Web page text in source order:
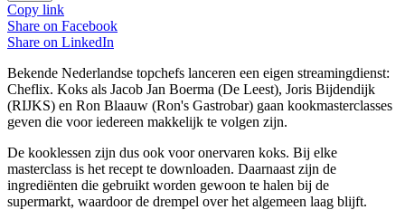
Copy link
Share on Facebook
Share on LinkedIn
Bekende Nederlandse topchefs lanceren een eigen streamingdienst:
Cheflix. Koks als Jacob Jan Boerma (De Leest), Joris Bijdendijk
(RIJKS) en Ron Blaauw (Ron's Gastrobar) gaan kookmasterclasses
geven die voor iedereen makkelijk te volgen zijn.
De kooklessen zijn dus ook voor onervaren koks. Bij elke
masterclass is het recept te downloaden. Daarnaast zijn de
ingrediënten die gebruikt worden gewoon te halen bij de
supermarkt, waardoor de drempel over het algemeen laag blijft.